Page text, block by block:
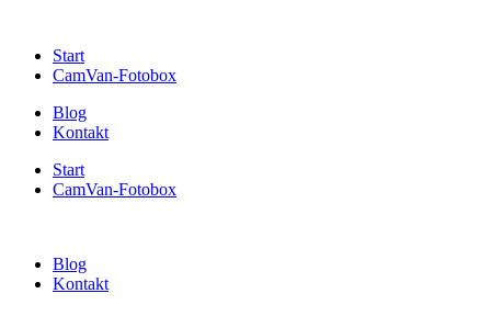
Start
CamVan-Fotobox
Blog
Kontakt
Start
CamVan-Fotobox
Blog
Kontakt